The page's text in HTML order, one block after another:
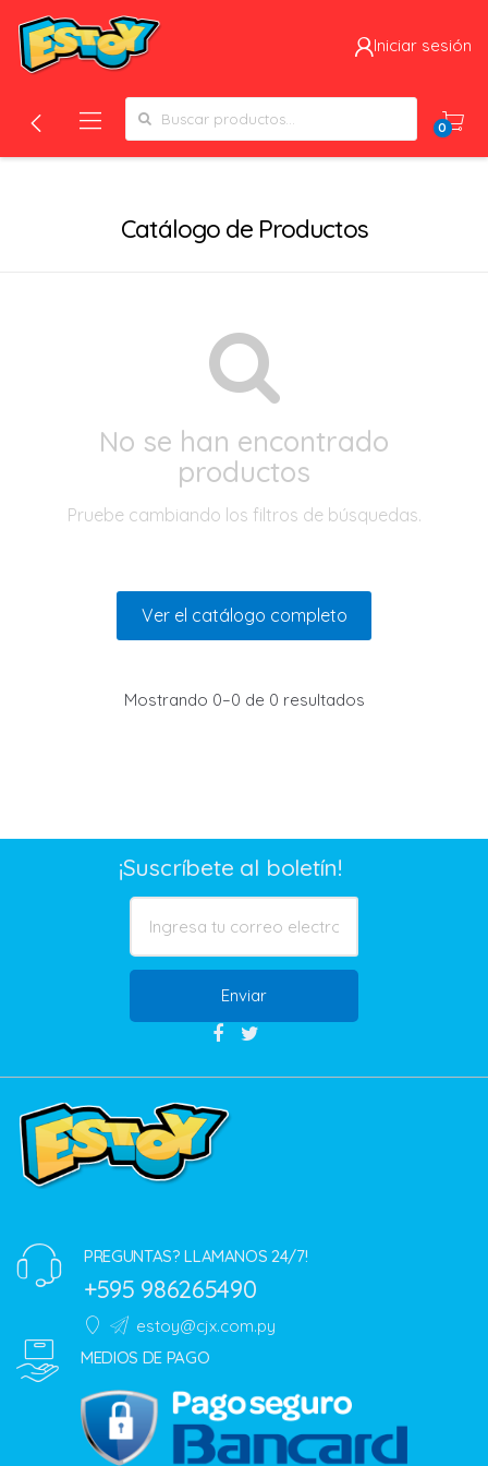
Iniciar sesión
Search for:
0
Catálogo de Productos
No se han encontrado
productos
Pruebe cambiando los filtros de búsquedas.
Ver el catálogo completo
Mostrando 0–0 de 0 resultados
¡Suscríbete al boletín!
Enviar
PREGUNTAS? LLAMANOS 24/7!
+595 986265490
estoy@cjx.com.py
MEDIOS DE PAGO